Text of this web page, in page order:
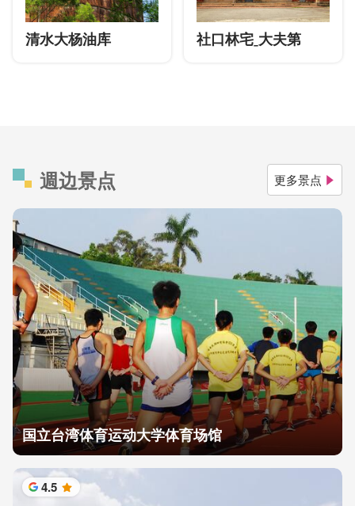
清水大杨油库 社口林宅ˍ大夫第
週边景点 更多景点
国立台湾体育运动大学体育场馆
4.5 星